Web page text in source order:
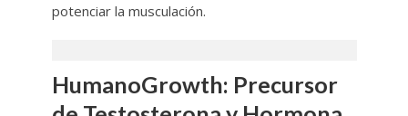
potenciar la musculación.
HumanoGrowth: Precursor